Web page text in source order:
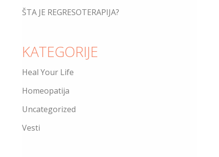
ŠTA JE REGRESOTERAPIJA?
KATEGORIJE
Heal Your Life
Homeopatija
Uncategorized
Vesti